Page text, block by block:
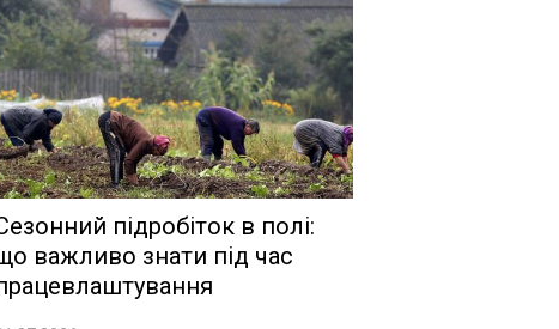
підробіток в полі:
важливо знати під час